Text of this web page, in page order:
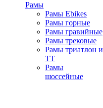
Рамы
Рамы Ebikes
Рамы горные
Рамы гравийные
Рамы трековые
Рамы триатлон и
ТТ
Рамы
шоссейные